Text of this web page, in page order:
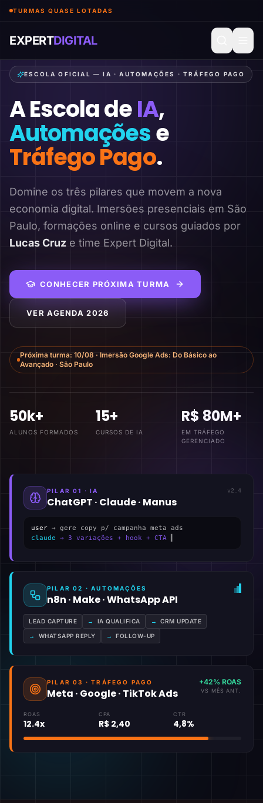
TURMAS QUASE LOTADAS
EXPERTDIGITAL
ESCOLA OFICIAL — IA · AUTOMAÇÕES · TRÁFEGO PAGO
A Escola deIA,
Automaçõese
Tráfego Pago.
Domine os três pilares que movem a nova
economia digital. Imersões presenciais em São
Paulo, formações online e cursos guiados por
Lucas Cruz e time Expert Digital.
CONHECER PRÓXIMA TURMA
VER AGENDA 2026
Próxima turma: 10/08 · Imersão Google Ads: Do Básico ao
Avançado · São Paulo
50k+
ALUNOS FORMADOS
15+
CURSOS DE IA
R$ 80M+
EM TRÁFEGO
GERENCIADO
PILAR 01 · IA
ChatGPT · Claude · Manus
v2.4
user → gere copy p/ campanha meta ads
claude → 3 variações + hook + CTA
PILAR 02 · AUTOMAÇÕES
n8n · Make · WhatsApp API
LEAD CAPTURE → IA QUALIFICA → CRM UPDATE
→ WHATSAPP REPLY → FOLLOW-UP
PILAR 03 · TRÁFEGO PAGO
Meta · Google · TikTok Ads
+42% ROAS
VS MÊS ANT.
ROAS
12.4x
CPA
R$ 2,40
CTR
4,8%